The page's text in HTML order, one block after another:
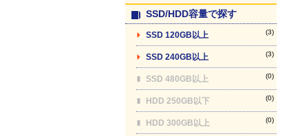
SSD/HDD容量で探す
SSD 120GB以上 (3)
SSD 240GB以上 (3)
SSD 480GB以上 (0)
HDD 250GB以下 (0)
HDD 300GB以上 (0)